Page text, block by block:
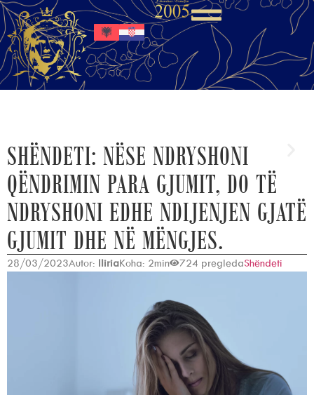
SHËNDETI: NËSE NDRYSHONI
QËNDRIMIN PARA GJUMIT, DO TË
NDRYSHONI EDHE NDIJENJEN GJATË
GJUMIT DHE NË MËNGJES.
28/03/2023Autor: IliriaKoha: 2min 724 pregledaShëndeti